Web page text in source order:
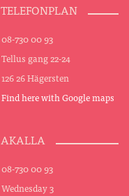
TELEFONPLAN
08-730 00 93
Tellus gang 22-24
126 26 Hägersten
Find here with Google maps
AKALLA
08-730 00 93
Wednesday 3